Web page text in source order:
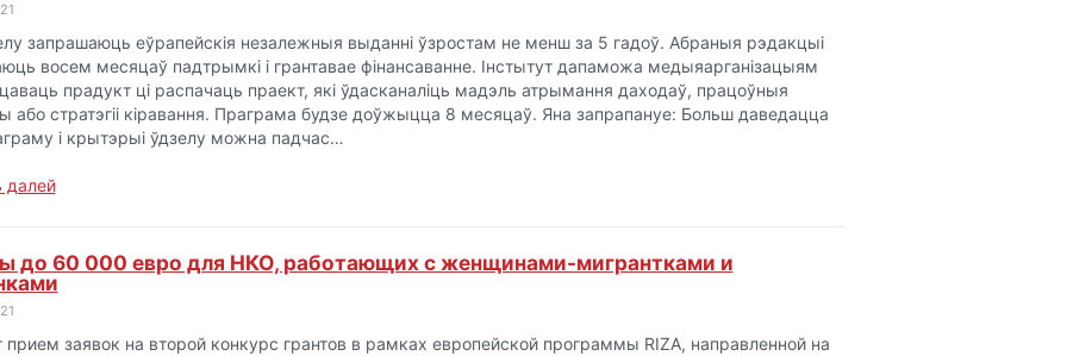
запрашаюць еўрапейскія незалежныя выданні ўзростам не менш за 5 гадоў. Абраныя рэдакцыі
восем месяцаў падтрымкі і грантавае фінансаванне. Інстытут дапаможа медыяарганізацыям
прадукт ці распачаць праект, які ўдасканаліць мадэль атрымання даходаў, працоўныя
або стратэгіі кіравання. Праграма будзе доўжыцца 8 месяцаў. Яна запрапануе: Больш даведацца
і крытэрыі ўдзелу можна падчас…
далей
до 60 000 евро для НКО, работающих с женщинами-мигрантками и
заявок на второй конкурс грантов в рамках европейской программы RIZA, направленной на